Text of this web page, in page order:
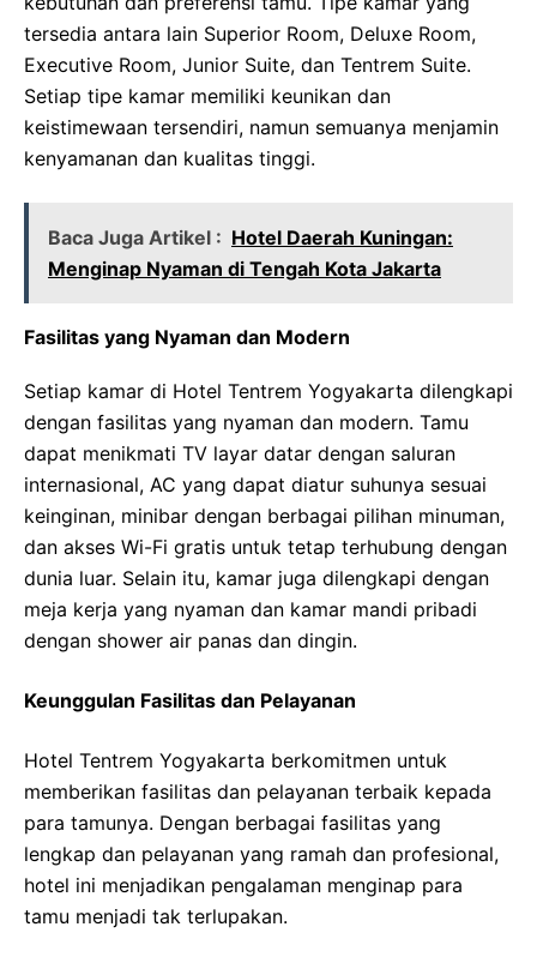
tersedia antara lain Superior Room, Deluxe Room,
Executive Room, Junior Suite, dan Tentrem Suite.
Setiap tipe kamar memiliki keunikan dan
keistimewaan tersendiri, namun semuanya menjamin
kenyamanan dan kualitas tinggi.
Baca Juga Artikel : Hotel Daerah Kuningan:
Menginap Nyaman di Tengah Kota Jakarta
Fasilitas yang Nyaman dan Modern
Setiap kamar di Hotel Tentrem Yogyakarta dilengkapi
dengan fasilitas yang nyaman dan modern. Tamu
dapat menikmati TV layar datar dengan saluran
internasional, AC yang dapat diatur suhunya sesuai
keinginan, minibar dengan berbagai pilihan minuman,
dan akses Wi-Fi gratis untuk tetap terhubung dengan
dunia luar. Selain itu, kamar juga dilengkapi dengan
meja kerja yang nyaman dan kamar mandi pribadi
dengan shower air panas dan dingin.
Keunggulan Fasilitas dan Pelayanan
Hotel Tentrem Yogyakarta berkomitmen untuk
memberikan fasilitas dan pelayanan terbaik kepada
para tamunya. Dengan berbagai fasilitas yang
lengkap dan pelayanan yang ramah dan profesional,
hotel ini menjadikan pengalaman menginap para
tamu menjadi tak terlupakan.